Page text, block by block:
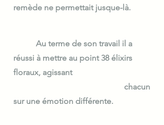
remède ne permettait jusque-là.
Au terme de son travail il a
réussi à mettre au point 38 élixirs
floraux, agissant
chacun
sur une émotion différente.